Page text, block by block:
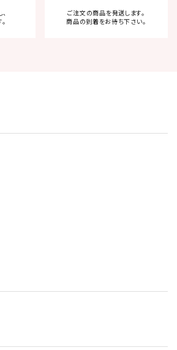
ご注文の商品を発送します。
商品の到着をお待ち下さい。